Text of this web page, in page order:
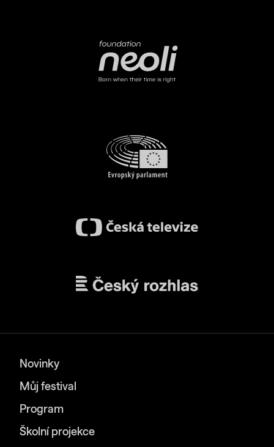
Novinky
Můj festival
Program
Školní projekce